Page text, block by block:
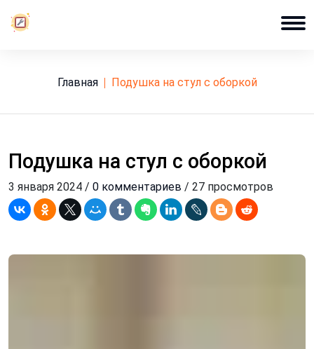
Главная подушка на стул с оборкой
Подушка на стул с оборкой
3 января 2024 / 0 комментариев / 27 просмотров